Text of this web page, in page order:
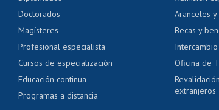
Pago
Doctorados
Magísteres
Profesional especialista
Cursos de especialización
Educación continua
Programas a distancia
Aranceles
Becas y
Oficina de
extranjeros